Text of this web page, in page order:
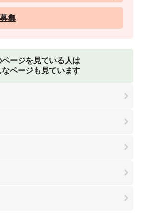
集
ページを見ている人は
なページも見ています